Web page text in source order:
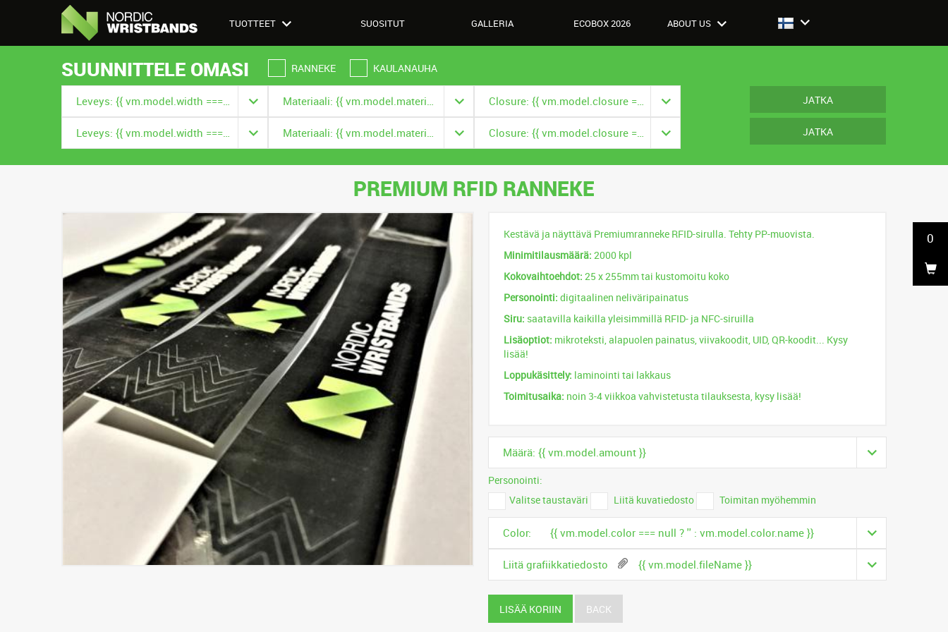
TUOTTEET SUOSITUT GALLERIA ECOBOX 2026 ABOUT US
0
SUUNNITTELE OMASI RANNEKE KAULANAUHA
Leveys: {{ vm.model.width === null ? '' : vm.model.width.title }} Materiaali: {{ vm.model.material === null ? '' : vm.model.material.title }} Closure: {{ vm.model.closure === null ? '' : vm.model.closure.title }} JATKA
Leveys: {{ vm.model.width === null ? '' : vm.model.width.title }} Materiaali: {{ vm.model.material === null ? '' : vm.model.material.title }} Closure: {{ vm.model.closure === null ? '' : vm.model.closure.title }} JATKA
PREMIUM RFID RANNEKE
Kestävä ja näyttävä Premiumranneke RFID-sirulla. Tehty PP-muovista.
Minimitilausmäärä: 2000 kpl
Kokovaihtoehdot: 25 x 255mm tai kustomoitu koko
Personointi: digitaalinen neliväripainatus
Siru: saatavilla kaikilla yleisimmillä RFID- ja NFC-siruilla
Lisäoptiot: mikroteksti, alapuolen painatus, viivakoodit, UID, QR-koodit... Kysy
lisää!
Loppukäsittely: laminointi tai lakkaus
Toimitusaika: noin 3-4 viikkoa vahvistetusta tilauksesta, kysy lisää!
Määrä: {{ vm.model.amount }}
Personointi:
Valitse taustaväri
Liitä kuvatiedosto Toimitan myöhemmin
Color: {{ vm.model.color === null ? '' : vm.model.color.name }}
Liitä grafiikkatiedosto {{ vm.model.fileName }}
LISÄÄ KORIIN BACK